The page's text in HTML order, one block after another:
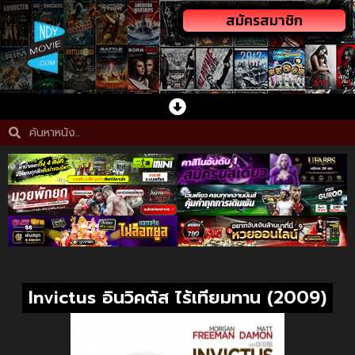
สมัครสมาชิก
Invictus อินวิคตัส ไร้เทียมทาน (2009)